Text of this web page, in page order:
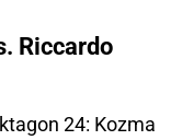
Riccardo
24: Kozma